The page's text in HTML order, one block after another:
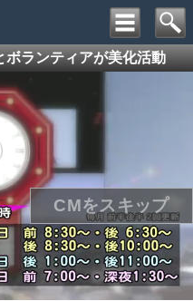
ボランティアが美化活動